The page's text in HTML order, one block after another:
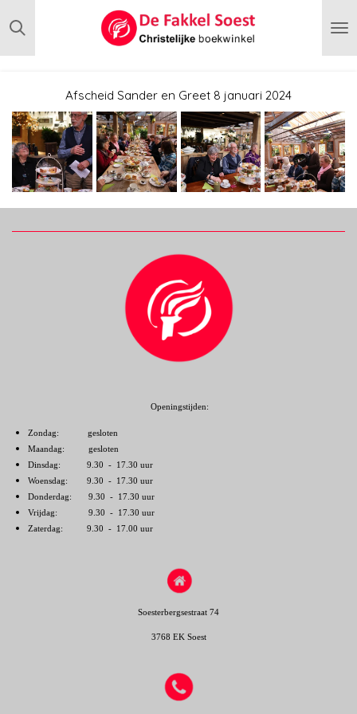
direct
de
Afscheid Sander en Greet 8 januari 2024
Openingstijden:
Zondag: gesloten
Maandag: gesloten
Dinsdag: 9.30 - 17.30 uur
Woensdag: 9.30 - 17.30 uur
Donderdag: 9.30 - 17.30 uur
Vrijdag: 9.30 - 17.30 uur
Zaterdag: 9.30 - 17.00 uur
Soesterbergsestraat 74
3768 EK Soest